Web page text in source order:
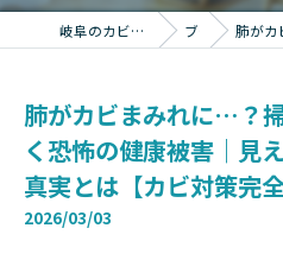
岐阜のカビ取りならカビバスターズ岐阜 ブログ 肺がカビまみれに…
肺がカビまみれに…？
く恐怖の健康被害｜見
真実とは【カビ対策完全
2026/03/03